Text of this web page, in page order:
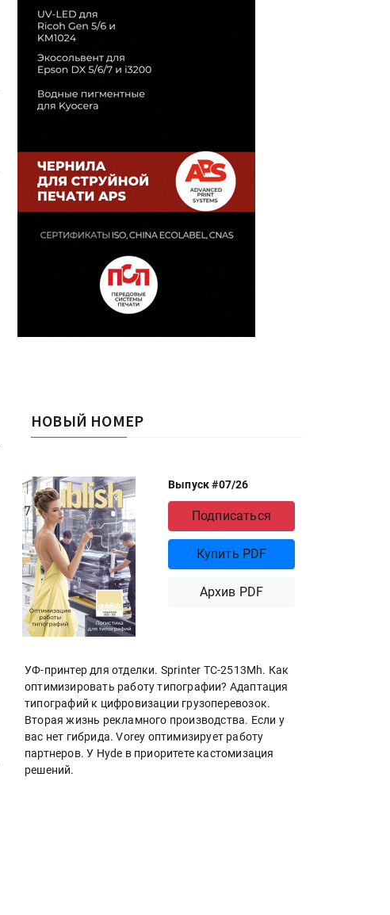
НОВЫЙ НОМЕР
Выпуск #07/26
Подписаться
Купить PDF
Архив PDF
УФ-принтер для отделки. Sprinter ТС-2513Mh. Как
оптимизировать работу типографии? Адаптация
типографий к цифровизации грузоперевозок.
Вторая жизнь рекламного производства. Если у
вас нет гибрида. Vorey оптимизирует работу
партнеров. У Hyde в приоритете кастомизация
решений.